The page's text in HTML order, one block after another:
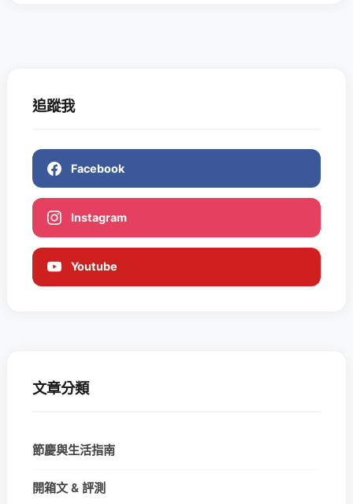
追蹤我
Facebook
Instagram
Youtube
文章分類
節慶與生活指南
開箱文 & 評測